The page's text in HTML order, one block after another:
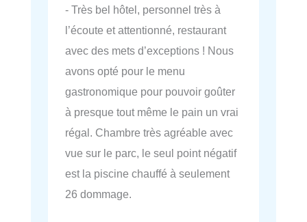
- Très bel hôtel, personnel très à
l’écoute et attentionné, restaurant
avec des mets d’exceptions ! Nous
avons opté pour le menu
gastronomique pour pouvoir goûter
à presque tout même le pain un vrai
régal. Chambre très agréable avec
vue sur le parc, le seul point négatif
est la piscine chauffé à seulement
26 dommage.